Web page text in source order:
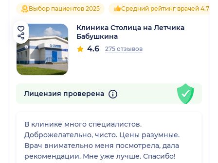
Выбор пациентов 2025 Средний рейтинг врачей 4.7
Клиника Столица на Летчика
Бабушкина
4.6 275 отзывов
Лицензия проверена
В клинике много специалистов.
Доброжелательно, чисто. Цены разумные.
Врач внимательно меня посмотрела, дала
рекомендации. Мне уже лучше. Спасибо!